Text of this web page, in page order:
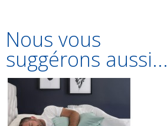
Nous vous
suggérons aussi...